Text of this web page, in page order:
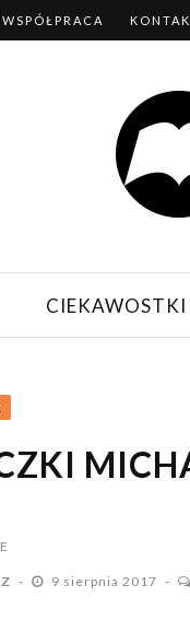
WSPÓŁPRACA
CIEKAWOSTKI
9 sierpnia 2017